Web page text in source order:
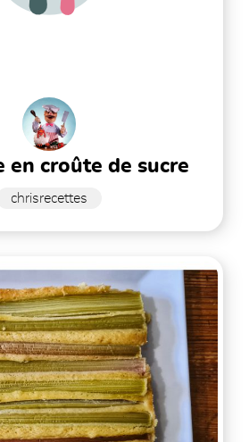
en croûte de sucre
chrisrecettes